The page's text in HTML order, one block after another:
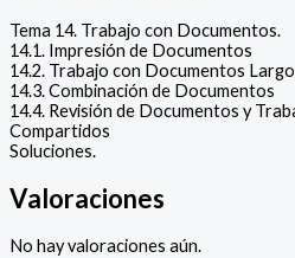
Tema 14. Trabajo con Documentos.
14.1. Impresión de Documentos
14.2. Trabajo con Documentos
14.3. Combinación de Documentos
14.4. Revisión de Documentos y
Compartidos
Soluciones.
Valoraciones
No hay valoraciones aún.